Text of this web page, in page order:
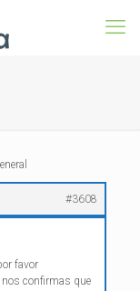
#3608
favor
nos confirmas que